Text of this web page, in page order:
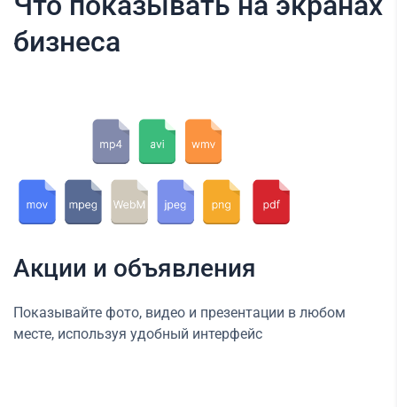
бизнеса
Акции и объявления
Показывайте фото, видео и презентации в любом
месте, используя удобный интерфейс